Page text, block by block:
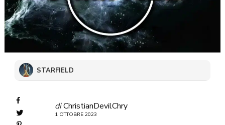
STARFIELD
diChristianDevilChry
1 OTTOBRE 2023